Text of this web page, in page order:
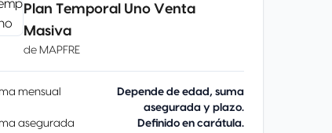
Plan Temporal Uno Venta
Masiva
de MAPFRE
mensual
Depende de edad, suma
asegurada y plazo.
asegurada
Definido en carátula.